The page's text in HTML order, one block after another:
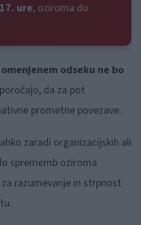
17. ure, oziroma do
odseku ne bo
da za pot
prometne povezave.
zaradi organizacijskih ali
sprememb oziroma
razumevanje in strpnost